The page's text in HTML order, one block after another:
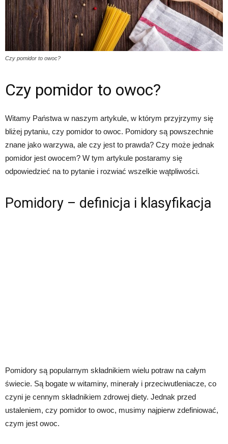
Czy pomidor to owoc?
Czy pomidor to owoc?
Witamy Państwa w naszym artykule, w którym przyjrzymy się
bliżej pytaniu, czy pomidor to owoc. Pomidory są powszechnie
znane jako warzywa, ale czy jest to prawda? Czy może jednak
pomidor jest owocem? W tym artykule postaramy się
odpowiedzieć na to pytanie i rozwiać wszelkie wątpliwości.
Pomidory – definicja i klasyfikacja
Pomidory są popularnym składnikiem wielu potraw na całym
świecie. Są bogate w witaminy, minerały i przeciwutleniacze, co
czyni je cennym składnikiem zdrowej diety. Jednak przed
ustaleniem, czy pomidor to owoc, musimy najpierw zdefiniować,
czym jest owoc.